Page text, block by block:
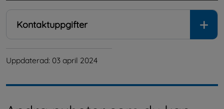
Kontaktuppgifter
Uppdaterad: 03 april 2024